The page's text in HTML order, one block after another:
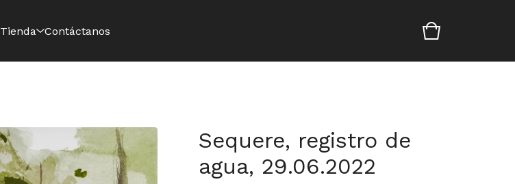
Tienda Contáctanos
Sequere, registro de
agua, 29.06.2022